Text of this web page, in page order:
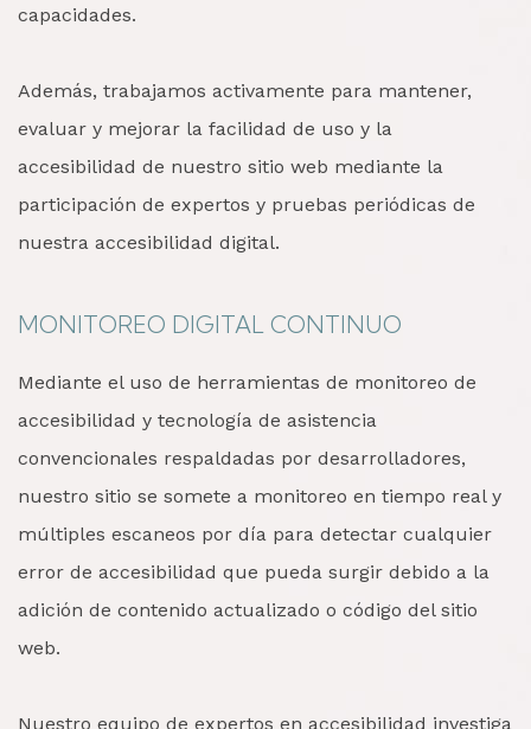
capacidades.
Además, trabajamos activamente para mantener,
evaluar y mejorar la facilidad de uso y la
accesibilidad de nuestro sitio web mediante la
participación de expertos y pruebas periódicas de
nuestra accesibilidad digital.
MONITOREO DIGITAL CONTINUO
Mediante el uso de herramientas de monitoreo de
accesibilidad y tecnología de asistencia
convencionales respaldadas por desarrolladores,
nuestro sitio se somete a monitoreo en tiempo real y
múltiples escaneos por día para detectar cualquier
error de accesibilidad que pueda surgir debido a la
adición de contenido actualizado o código del sitio
web.
Nuestro equipo de expertos en accesibilidad investiga